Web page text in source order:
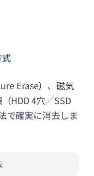
Erase）、磁気
HDD 4穴／SSD
で確実に消去しま